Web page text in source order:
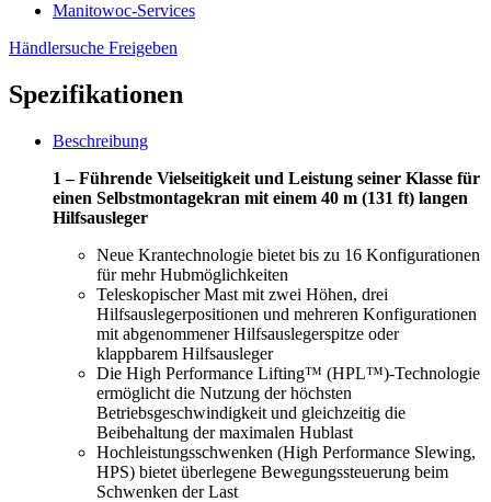
Manitowoc-Services
Händlersuche Freigeben
Spezifikationen
Beschreibung
1 – Führende Vielseitigkeit und Leistung seiner Klasse für
einen Selbstmontagekran mit einem 40 m (131 ft) langen
Hilfsausleger
Neue Krantechnologie bietet bis zu 16 Konfigurationen
für mehr Hubmöglichkeiten
Teleskopischer Mast mit zwei Höhen, drei
Hilfsauslegerpositionen und mehreren Konfigurationen
mit abgenommener Hilfsauslegerspitze oder
klappbarem Hilfsausleger
Die High Performance Lifting™ (HPL™)-Technologie
ermöglicht die Nutzung der höchsten
Betriebsgeschwindigkeit und gleichzeitig die
Beibehaltung der maximalen Hublast
Hochleistungsschwenken (High Performance Slewing,
HPS) bietet überlegene Bewegungssteuerung beim
Schwenken der Last